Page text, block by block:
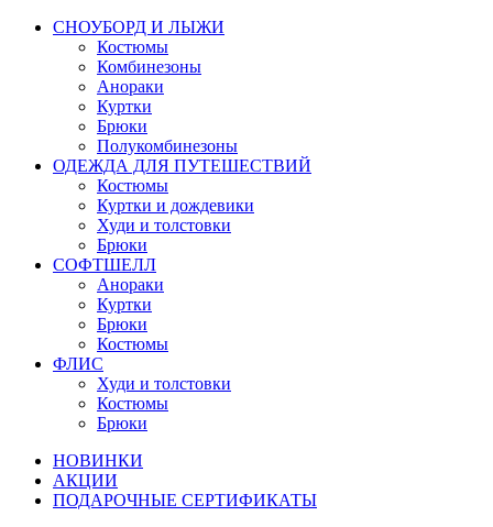
СНОУБОРД И ЛЫЖИ
Костюмы
Комбинезоны
Анораки
Куртки
Брюки
Полукомбинезоны
ОДЕЖДА ДЛЯ ПУТЕШЕСТВИЙ
Костюмы
Куртки и дождевики
Худи и толстовки
Брюки
СОФТШЕЛЛ
Анораки
Куртки
Брюки
Костюмы
ФЛИС
Худи и толстовки
Костюмы
Брюки
НОВИНКИ
АКЦИИ
ПОДАРОЧНЫЕ СЕРТИФИКАТЫ